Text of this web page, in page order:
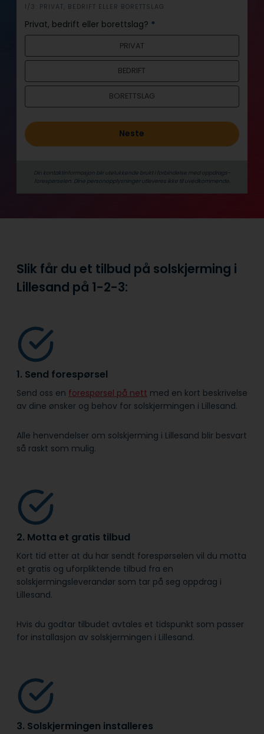
h
e
r
1/3: PRIVAT, BEDRIFT ELLER BORETTSLAG
Privat, bedrift eller borettslag? *
PRIVAT
BEDRIFT
BORETTSLAG
Neste
Din kontaktinformasjon blir utelukkende brukt i forbindelse med oppdrags­
forespørselen. Dine person­­opplysninger utleveres ikke til uvedkommende.
Slik får du et tilbud på solskjerming i
Lillesand på 1-2-3:
1. Send forespørsel
Send oss en forespørsel på nett med en kort beskrivelse
av dine ønsker og behov for solskjermingen i Lillesand.
Alle henvendelser om solskjerming i Lillesand blir besvart
så raskt som mulig.
2. Motta et gratis tilbud
Kort tid etter at du har sendt forespørselen vil du motta
et gratis og uforpliktende tilbud fra en
solskjermingsleverandør som tar på seg oppdrag i
Lillesand.
Hvis du godtar tilbudet avtales et tidspunkt som passer
for installasjon av solskjermingen i Lillesand.
3. Solskjermingen installeres